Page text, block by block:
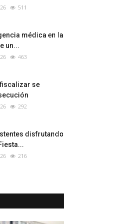
511
médica en la
un...
463
se
292
disfrutando
216